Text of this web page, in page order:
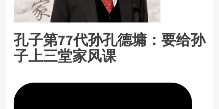
孔子第77代孙孔德墉：要给孙
子上三堂家风课